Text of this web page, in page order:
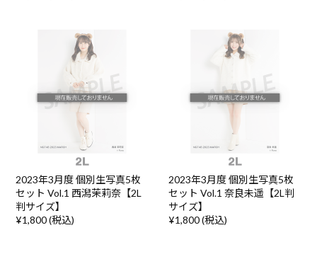
2023年3月度 個別生写真5枚
セット Vol.1 西潟茉莉奈【2L
判サイズ】
¥1,800 (税込)
2023年3月度 個別生写真5枚
セット Vol.1 奈良未遥【2L判
サイズ】
¥1,800 (税込)